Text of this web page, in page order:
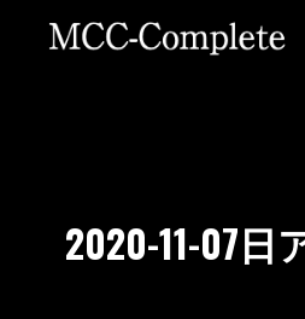
2020-11-07日